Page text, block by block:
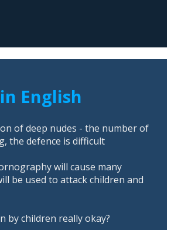
English
of deep nudes - the number of
the defence is difficult
will cause many
be used to attack children and
by children really okay?